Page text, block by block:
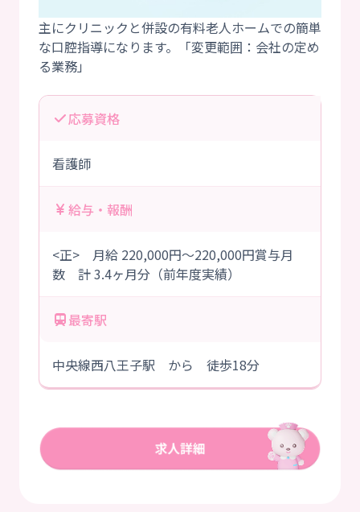
主にクリニックと併設の有料老人ホームでの簡単
な口腔指導になります。「変更範囲：会社の定め
応募資格
看護師
給与・報酬
<正> 月給 220,000円～220,000円賞与月
数 計 3.4ヶ月分（前年度実績）
最寄駅
中央線西八王子駅 から 徒歩18分